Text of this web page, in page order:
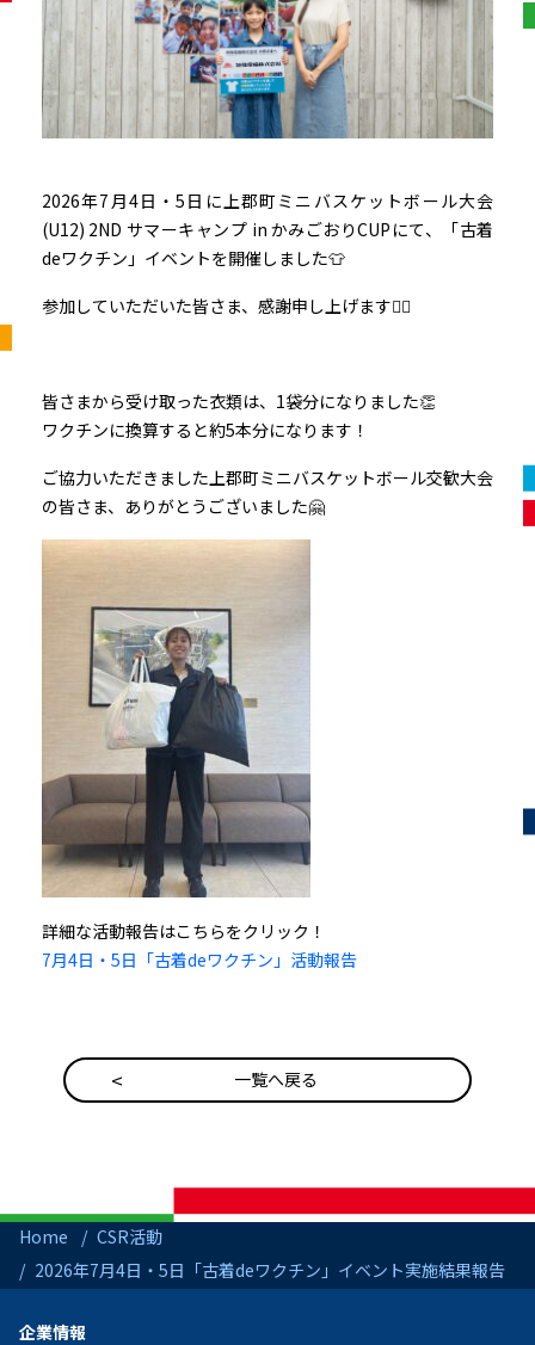
2026年7月4日・5日に上郡町ミニバスケットボール大会
(U12) 2ND サマーキャンプ in かみごおりCUPにて、「古着
deワクチン」イベントを開催しました👕
参加していただいた皆さま、感謝申し上げます🙇‍♀️
皆さまから受け取った衣類は、1袋分になりました👏
ワクチンに換算すると約5本分になります！
ご協力いただきました上郡町ミニバスケットボール交歓大会
の皆さま、ありがとうございました🤗
詳細な活動報告はこちらをクリック！
7月4日・5日「古着deワクチン」活動報告
一覧へ戻る
Home
CSR活動
2026年7月4日・5日「古着deワクチン」イベント実施結果報告
企業情報